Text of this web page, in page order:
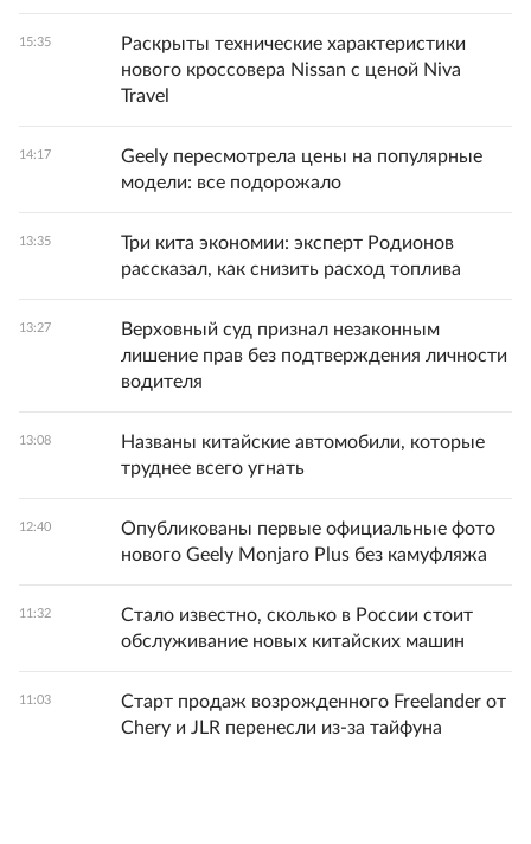
15:35
Раскрыты технические характеристики
нового кроссовера Nissan с ценой Niva
Travel
14:17
Geely пересмотрела цены на популярные
модели: все подорожало
13:35
Три кита экономии: эксперт Родионов
рассказал, как снизить расход топлива
13:27
Верховный суд признал незаконным
лишение прав без подтверждения личности
водителя
13:08
Названы китайские автомобили, которые
труднее всего угнать
12:40
Опубликованы первые официальные фото
нового Geely Monjaro Plus без камуфляжа
11:32
Стало известно, сколько в России стоит
обслуживание новых китайских машин
11:03
Старт продаж возрожденного Freelander от
Chery и JLR перенесли из-за тайфуна